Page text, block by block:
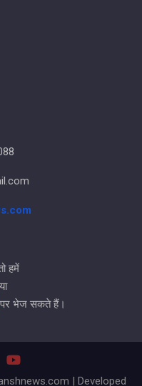
हमें
या
पर भेज सकते हैं।
| Developed